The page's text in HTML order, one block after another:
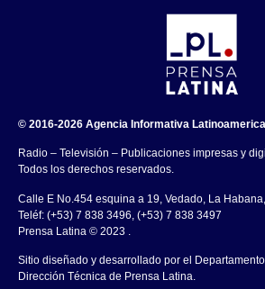
© 2016-2026 Agencia Informativa
Radio – Televisión – Publicaciones impresas y
Todos los derechos reservados.
Calle E No.454 esquina a 19, Vedado, La
Teléf: (+53) 7 838 3496, (+53) 7 838 3497
Prensa Latina © 2023 .
Sitio diseñado y desarrollado por el
Dirección Técnica de Prensa Latina.